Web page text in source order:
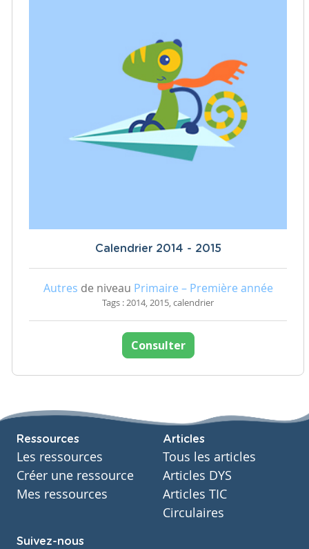
Calendrier 2014 - 2015
Autres de niveau Primaire – Première année
Tags : 2014, 2015, calendrier
Consulter
Ressources
Les ressources
Créer une ressource
Mes ressources
Articles
Tous les articles
Articles DYS
Articles TIC
Circulaires
Suivez-nous